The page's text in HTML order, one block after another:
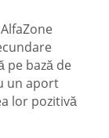
pe bază de
un aport
lor pozitivă